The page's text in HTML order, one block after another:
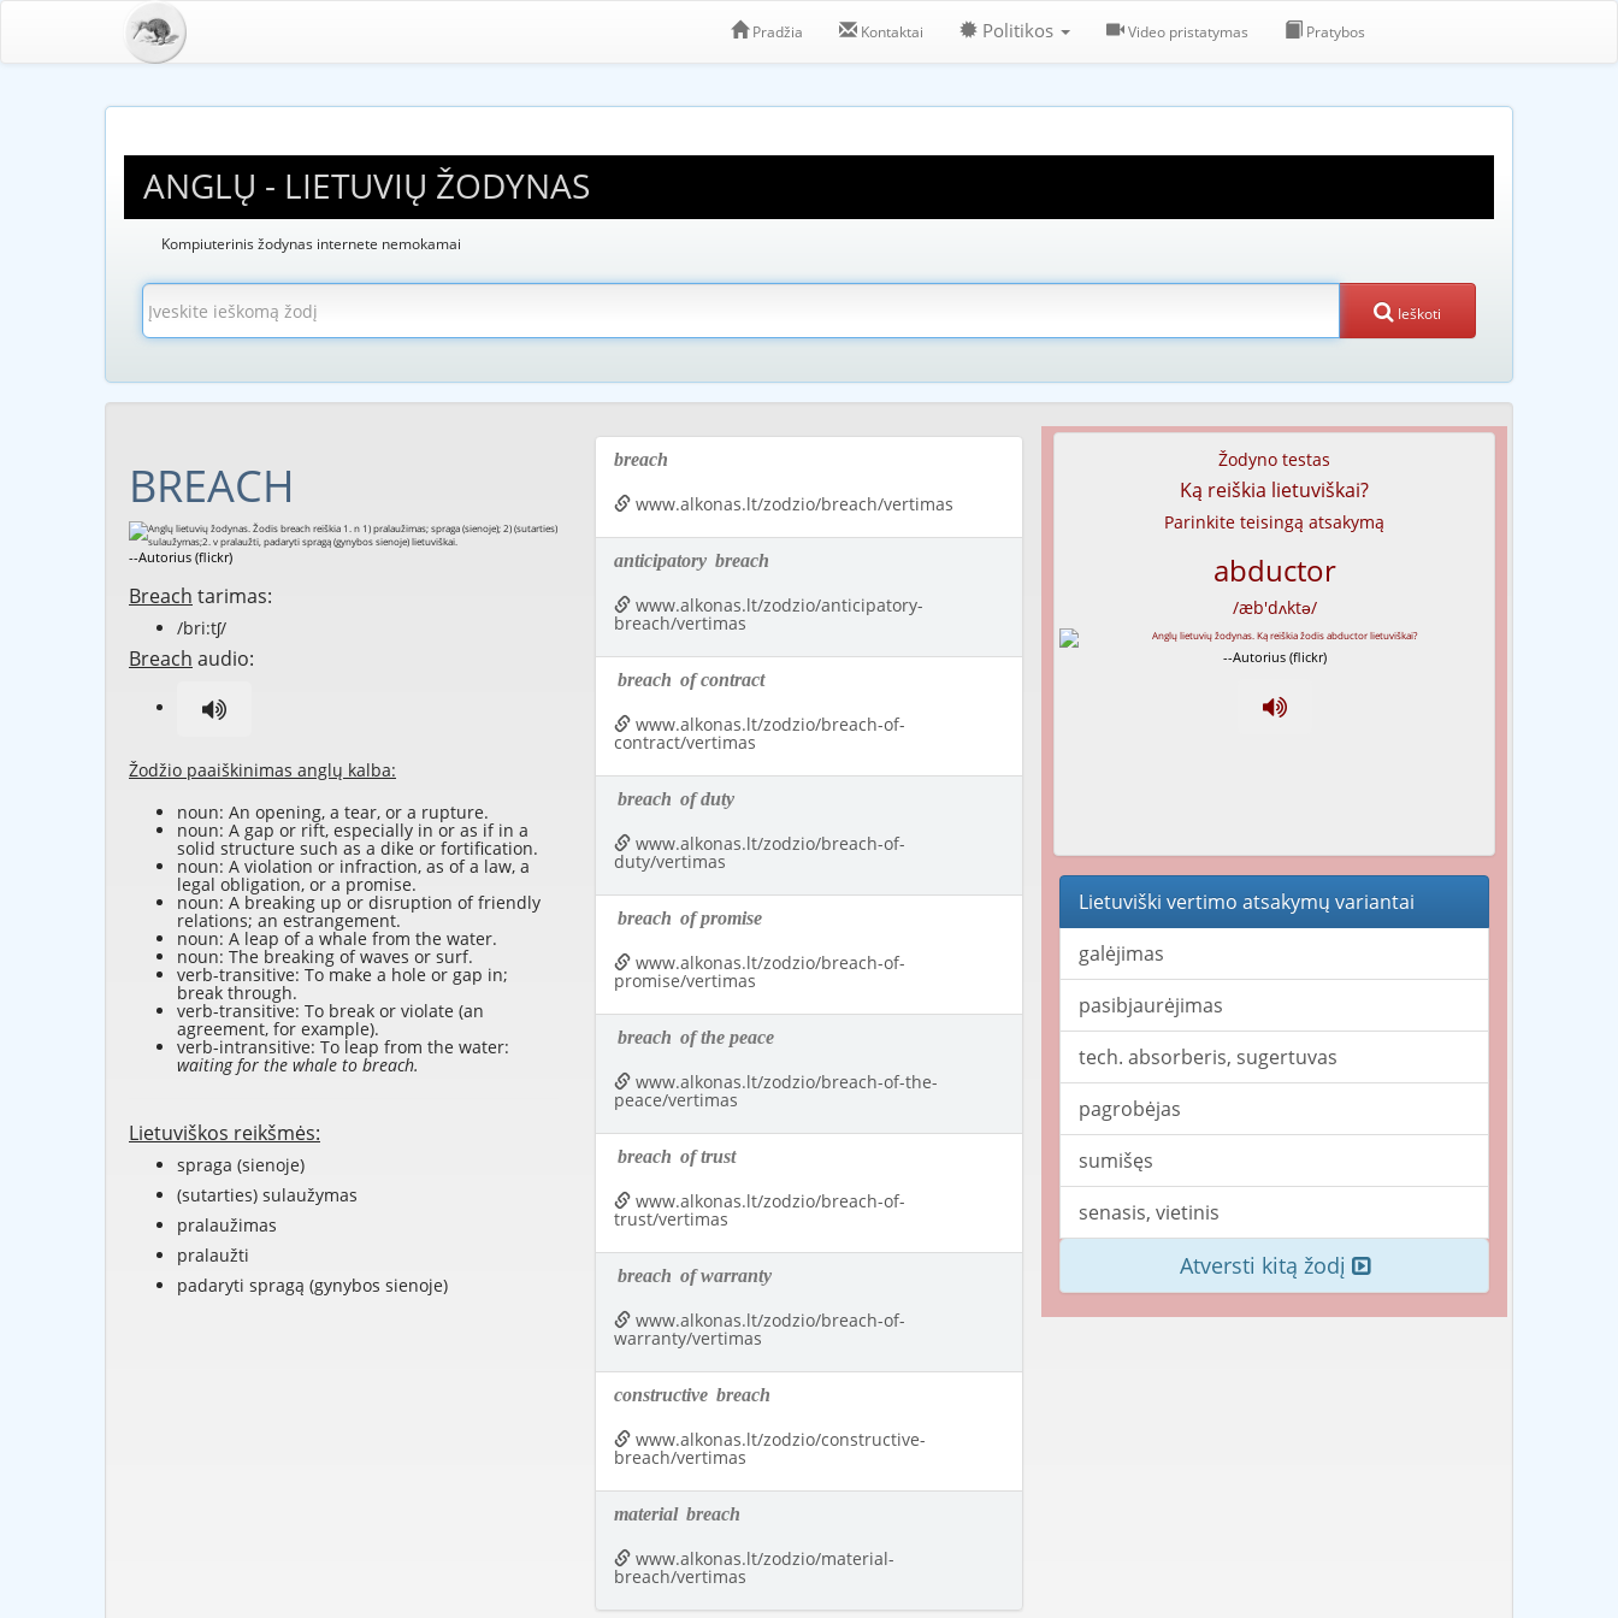
Pradžia Kontaktai Politikos Video pristatymas Pratybos
ANGLŲ - LIETUVIŲ ŽODYNAS
Kompiuterinis žodynas internete nemokamai
Ieškoti
BREACH
--Autorius (flickr)
Breach tarimas:
/bri:tʃ/
Breach audio:
Žodžio paaiškinimas anglų kalba:
noun: An opening, a tear, or a rupture.
noun: A gap or rift, especially in or as if in a
solid structure such as a dike or fortification.
noun: A violation or infraction, as of a law, a
legal obligation, or a promise.
noun: A breaking up or disruption of friendly
relations; an estrangement.
noun: A leap of a whale from the water.
noun: The breaking of waves or surf.
verb-transitive: To make a hole or gap in;
break through.
verb-transitive: To break or violate (an
agreement, for example).
verb-intransitive: To leap from the water:
waiting for the whale to breach.
Lietuviškos reikšmės:
spraga (sienoje)
(sutarties) sulaužymas
pralaužimas
pralaužti
padaryti spragą (gynybos sienoje)
breach
www.alkonas.lt/zodzio/breach/vertimas
anticipatory breach
www.alkonas.lt/zodzio/anticipatory-
breach/vertimas
breach of contract
www.alkonas.lt/zodzio/breach-of-
contract/vertimas
breach of duty
www.alkonas.lt/zodzio/breach-of-
duty/vertimas
breach of promise
www.alkonas.lt/zodzio/breach-of-
promise/vertimas
breach of the peace
www.alkonas.lt/zodzio/breach-of-the-
peace/vertimas
breach of trust
www.alkonas.lt/zodzio/breach-of-
trust/vertimas
breach of warranty
www.alkonas.lt/zodzio/breach-of-
warranty/vertimas
constructive breach
www.alkonas.lt/zodzio/constructive-
breach/vertimas
material breach
www.alkonas.lt/zodzio/material-
breach/vertimas
Žodyno testas
Ką reiškia lietuviškai?
Parinkite teisingą atsakymą
abductor
/æb'dʌktə/
--Autorius (flickr)
Lietuviški vertimo atsakymų variantai
galėjimas
pasibjaurėjimas
tech. absorberis, sugertuvas
pagrobėjas
sumišęs
senasis, vietinis
Atversti kitą žodį